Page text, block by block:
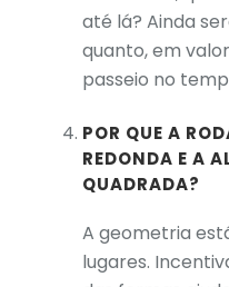
até lá? Ainda
quanto, em
passeio no
POR QUE A
REDONDA E A
QUADRADA?
A geometria
lugares.